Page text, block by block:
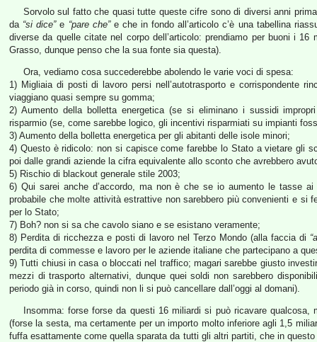
Sorvolo sul fatto che quasi tutte queste cifre sono di diversi anni
da “si dice”e “pare che”e che in fondo all’articolo c’è una tabellina
diverse da quelle citate nel corpo dell’articolo: prendiamo per buoni i
Grasso, dunque penso che la sua fonte sia questa).
Ora, vediamo cosa succederebbe abolendo le varie voci di spesa:
1) Migliaia di posti di lavoro persi nell’autotrasporto e corrispondente
viaggiano quasi sempre su gomma;
2) Aumento della bolletta energetica (se si eliminano i sussidi
risparmio (se, come sarebbe logico, gli incentivi risparmiati su impianti
3) Aumento della bolletta energetica per gli abitanti delle isole minori;
4) Questo è ridicolo: non si capisce come farebbe lo Stato a vietare gli
poi dalle grandi aziende la cifra equivalente allo sconto che avrebbero
5) Rischio di blackout generale stile 2003;
6) Qui sarei anche d’accordo, ma non è che se io aumento le tasse
probabile che molte attività estrattive non sarebbero più convenienti e si
per lo Stato;
7) Boh? non si sa che cavolo siano e se esistano veramente;
8) Perdita di ricchezza e posti di lavoro nel Terzo Mondo (alla faccia di
perdita di commesse e lavoro per le aziende italiane che partecipano a
9) Tutti chiusi in casa o bloccati nel traffico; magari sarebbe giusto
mezzi di trasporto alternativi, dunque quei soldi non sarebbero
periodo già in corso, quindi non li si può cancellare dall’oggi al domani).
Insomma: forse forse da questi 16 miliardi si può ricavare
(forse la sesta, ma certamente per un importo molto inferiore agli 1,5
fuffa esattamente come quella sparata da tutti gli altri partiti, che in